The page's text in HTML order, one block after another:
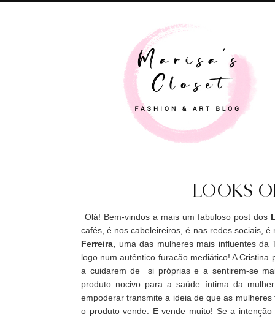
LOOKS
Olá! Bem-vindos a mais um fabuloso post dos
cafés, é nos cabeleireiros, é nas redes sociais,
Ferreira, uma das mulheres mais influentes
logo num autêntico furacão mediático! A
a cuidarem de si próprias e a sentirem-se
produto nocivo para a saúde íntima da
empoderar transmite a ideia de que as
o produto vende. E vende muito! Se a